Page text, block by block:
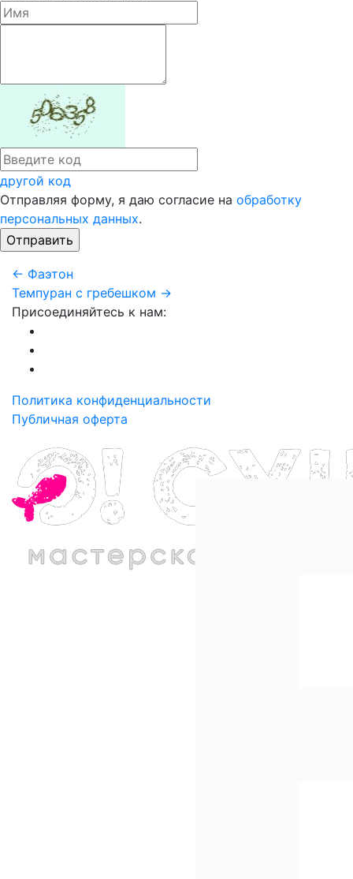
другой код
Отправляя форму, я даю согласие на обработку
персональных данных.
← Фаэтон
Темпуран с гребешком →
Присоединяйтесь к нам:
Политика конфиденциальности
Публичная оферта